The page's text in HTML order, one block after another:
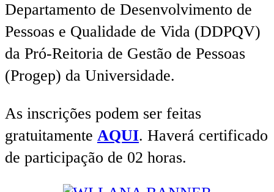
Departamento de Desenvolvimento de
Pessoas e Qualidade de Vida (DDPQV)
da Pró-Reitoria de Gestão de Pessoas
(Progep) da Universidade.
As inscrições podem ser feitas
gratuitamente AQUI. Haverá certificado
de participação de 02 horas.